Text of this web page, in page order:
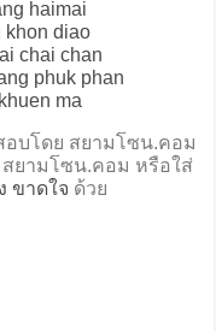
haimai
khon diao
chai chan
phuk phan
ma
อบโดย สยามโซน.คอม
ยามโซน.คอม หรือใส่
ขาดใจ ด้วย